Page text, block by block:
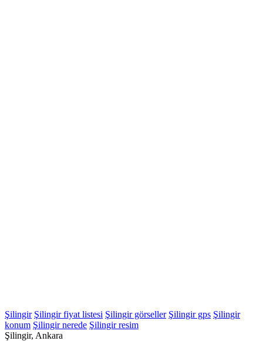
Şilingir Şilingir fiyat listesi Şilingir görseller Şilingir gps Şilingir
konum Şilingir nerede Şilingir resim
Şilingir, Ankara